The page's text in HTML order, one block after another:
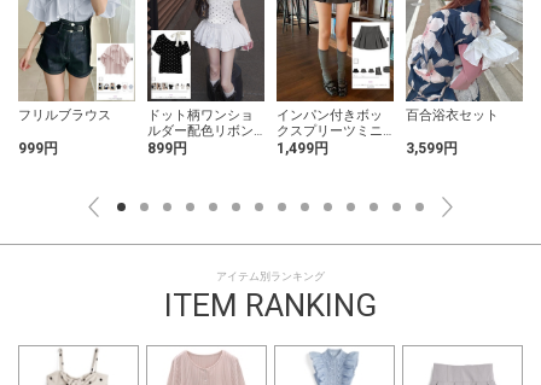
フリルブラウス
999円
ドット柄ワンショ
ルダー配色リボン
トップス
899円
インパン付きボッ
クスプリーツミニ
スカート
1,499円
百合浴衣セット
3,599円
アイテム別ランキング
ITEM RANKING